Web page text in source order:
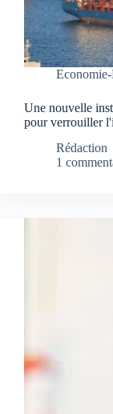
Une nouvelle
pour verrouiller
Rédaction
1